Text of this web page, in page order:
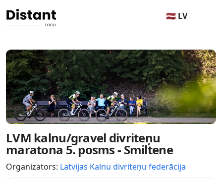
🇱🇻 LV
LVM kalnu/gravel divriteņu
maratona 5. posms - Smiltene
Organizators: Latvijas Kalnu divriteņu federācija